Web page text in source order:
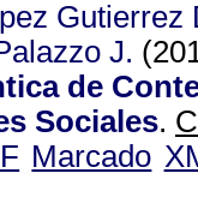
Gutierrez
J.
de
Sociales.
Marcado